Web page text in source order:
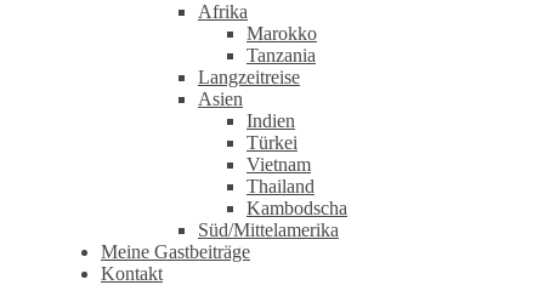
Afrika
Marokko
Tanzania
Langzeitreise
Asien
Indien
Türkei
Vietnam
Thailand
Kambodscha
Süd/Mittelamerika
Meine Gastbeiträge
Kontakt